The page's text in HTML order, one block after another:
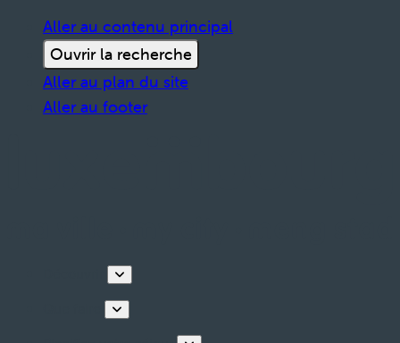
Aller au contenu principal
Ouvrir la recherche
Aller au plan du site
Aller au footer